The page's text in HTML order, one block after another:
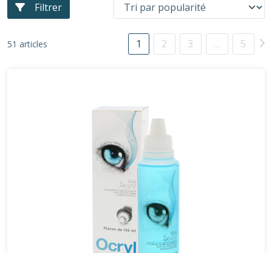
Filtrer
51 articles 1 2 3 … 5